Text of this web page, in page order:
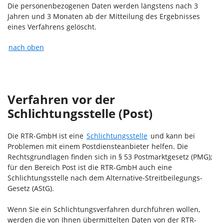
Die personenbezogenen Daten werden längstens nach 3
Jahren und 3 Monaten ab der Mitteilung des Ergebnisses
eines Verfahrens gelöscht.
nach oben
Verfahren vor der
Schlichtungsstelle (Post)
Die RTR-GmbH ist eine Schlichtungsstelle und kann bei
Problemen mit einem Postdiensteanbieter helfen. Die
Rechtsgrundlagen finden sich in § 53 Postmarktgesetz (PMG);
für den Bereich Post ist die RTR-GmbH auch eine
Schlichtungsstelle nach dem Alternative-Streitbeilegungs-
Gesetz (AStG).
Wenn Sie ein Schlichtungsverfahren durchführen wollen,
werden die von Ihnen übermittelten Daten von der RTR-